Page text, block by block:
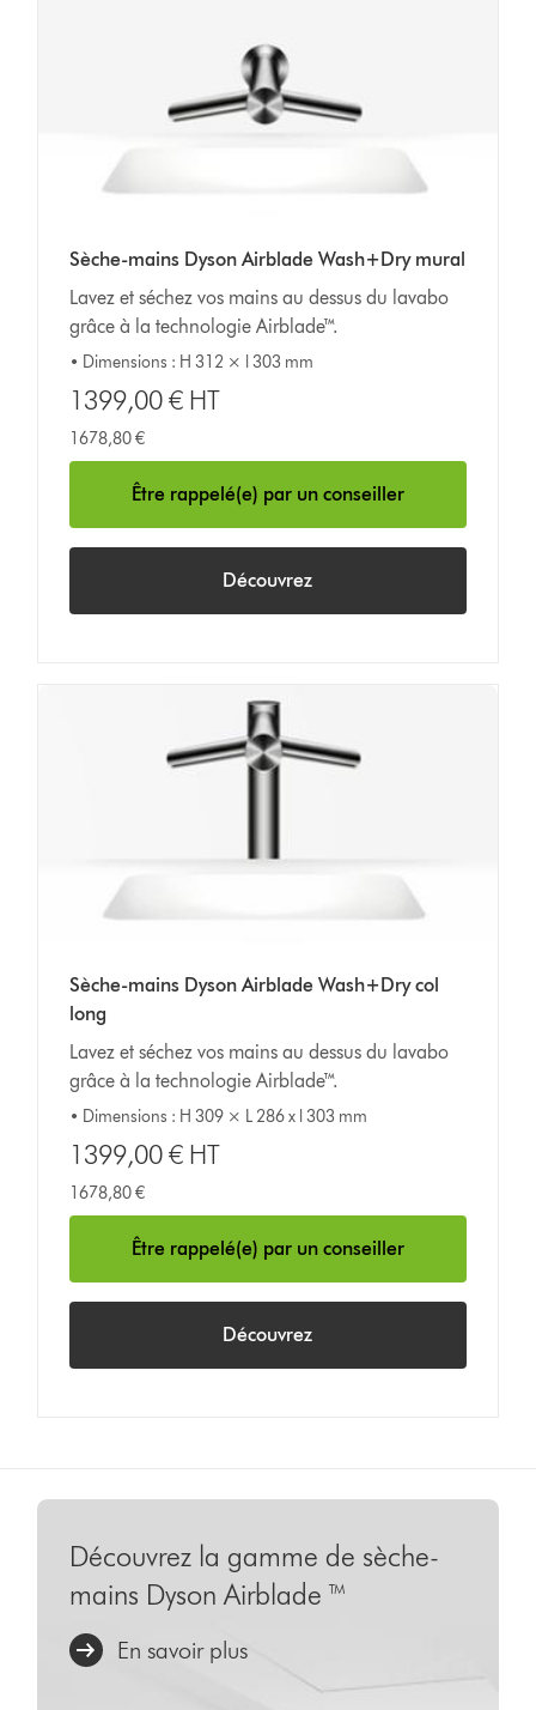
Sèche-mains Dyson Airblade Wash+Dry mural
Lavez et séchez vos mains au dessus du lavabo
grâce à la technologie Airblade™.
• Dimensions : H 312 × l 303 mm
1399,00 € HT
1678,80 €
Être rappelé(e) par un conseiller
Découvrez
Sèche-mains Dyson Airblade Wash+Dry col
long
Lavez et séchez vos mains au dessus du lavabo
grâce à la technologie Airblade™.
• Dimensions : H 309 × L 286 x l 303 mm
1399,00 € HT
1678,80 €
Être rappelé(e) par un conseiller
Découvrez
Découvrez la gamme de sèche-
mains Dyson Airblade ™
En savoir plus